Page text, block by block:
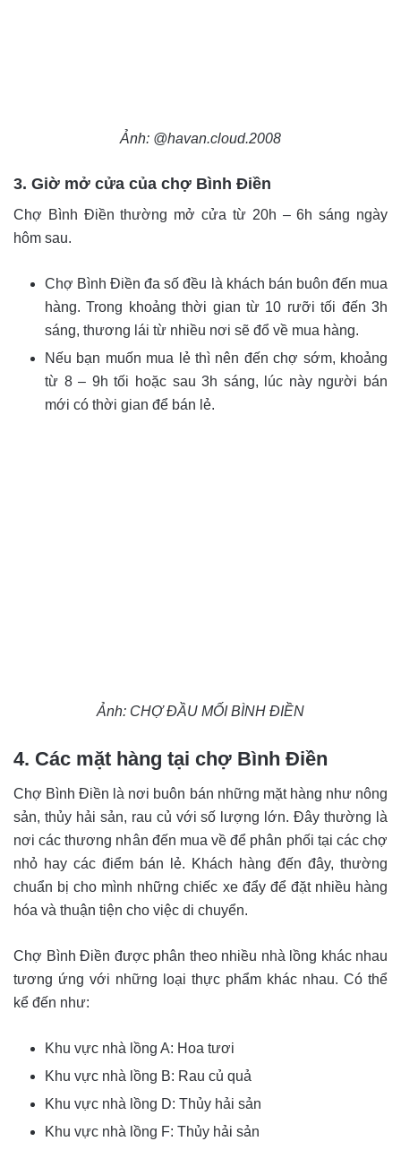
Ảnh: @havan.cloud.2008
3. Giờ mở cửa của chợ Bình Điền
Chợ Bình Điền thường mở cửa từ 20h – 6h sáng ngày
hôm sau.
Chợ Bình Điền đa số đều là khách bán buôn đến mua
hàng. Trong khoảng thời gian từ 10 rưỡi tối đến 3h
sáng, thương lái từ nhiều nơi sẽ đổ về mua hàng.
Nếu bạn muốn mua lẻ thì nên đến chợ sớm, khoảng
từ 8 – 9h tối hoặc sau 3h sáng, lúc này người bán
mới có thời gian để bán lẻ.
Ảnh: CHỢ ĐẦU MỐI BÌNH ĐIỀN
4. Các mặt hàng tại chợ Bình Điền
Chợ Bình Điền là nơi buôn bán những mặt hàng như nông
sản, thủy hải sản, rau củ với số lượng lớn. Đây thường là
nơi các thương nhân đến mua về để phân phối tại các chợ
nhỏ hay các điểm bán lẻ. Khách hàng đến đây, thường
chuẩn bị cho mình những chiếc xe đẩy để đặt nhiều hàng
hóa và thuận tiện cho việc di chuyển.
Chợ Bình Điền được phân theo nhiều nhà lồng khác nhau
tương ứng với những loại thực phẩm khác nhau. Có thể
kể đến như:
Khu vực nhà lồng A: Hoa tươi
Khu vực nhà lồng B: Rau củ quả
Khu vực nhà lồng D: Thủy hải sản
Khu vực nhà lồng F: Thủy hải sản